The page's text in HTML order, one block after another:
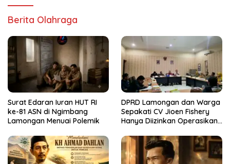
Berita Olahraga
Surat Edaran Iuran HUT RI
ke-81 ASN di Ngimbang
Lamongan Menuai Polemik
DPRD Lamongan dan Warga
Sepakati CV Jioen Fishery
Hanya Diizinkan Operasikan